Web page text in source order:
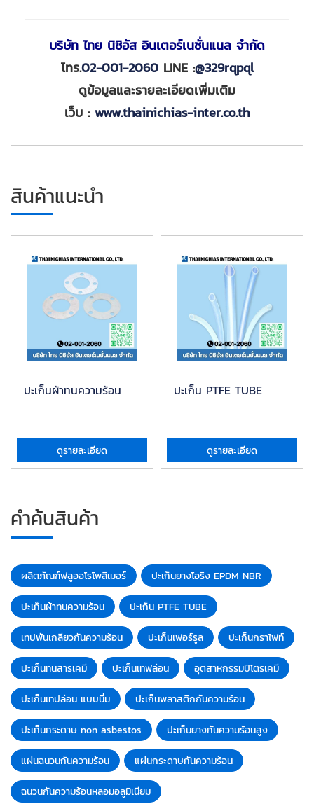
บริษัท ไทย นิชิอัส อินเตอร์เนชั่นแนล จำกัด
โทร.02-001-2060LINE :@329rqpql
ดูข้อมูลและรายละเอียดเพิ่มเติม
เว็บ : www.thainichias-inter.co.th
สินค้าแนะนำ
ปะเก็นผ้าทนความร้อน
ดูรายละเอียด
ปะเก็น PTFE TUBE
ดูรายละเอียด
คำค้นสินค้า
ผลิตภัณฑ์ฟลูออโรโพลิเมอร์ ปะเก็นยางโอริง EPDM NBR
ปะเก็นผ้าทนความร้อน ปะเก็น PTFE TUBE
เทปพันเกลียวกันความร้อน ปะเก็นเฟอร์รูล ปะเก็นกราไฟท์
ปะเก็นทนสารเคมี ปะเก็นเทฟล่อน อุตสาหกรรมปิโตรเคมี
ปะเก็นเทปล่อน แบบนิ่ม ปะเก็นพลาสติกกันความร้อน
ปะเก็นกระดาษ non asbestos ปะเก็นยางกันความร้อนสูง
แผ่นฉนวนกันความร้อน แผ่นกระดาษกันความร้อน
ฉนวนกันความร้อนหลอมอลูมิเนียม